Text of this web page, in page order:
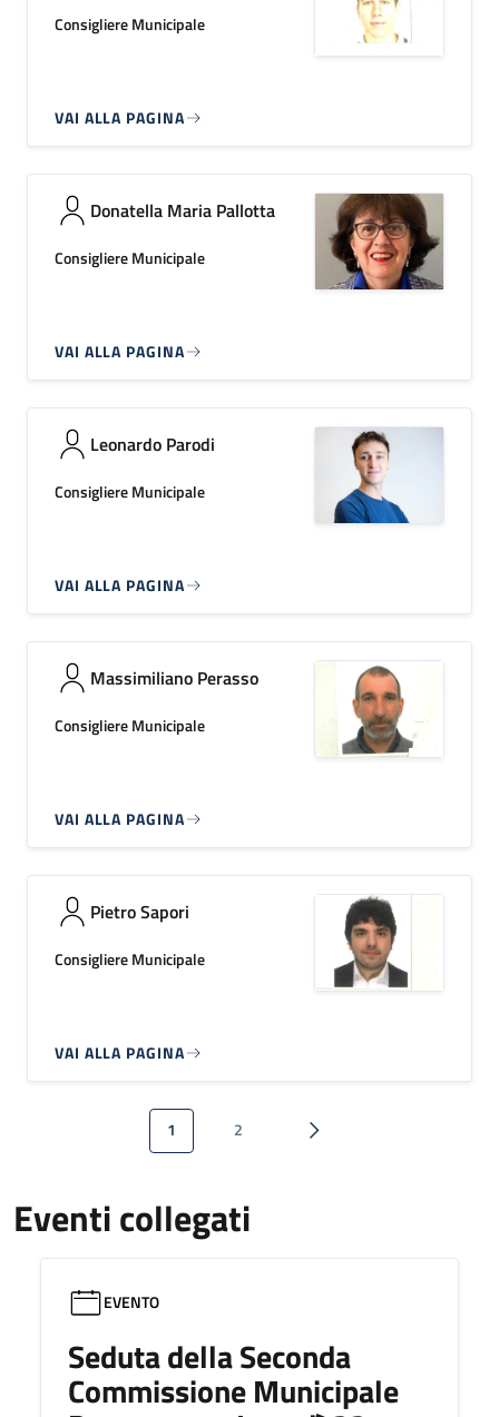
Consigliere Municipale
VAI ALLA PAGINA
Donatella Maria Pallotta
Consigliere Municipale
VAI ALLA PAGINA
Leonardo Parodi
Consigliere Municipale
VAI ALLA PAGINA
Massimiliano Perasso
Consigliere Municipale
VAI ALLA PAGINA
Pietro Sapori
Consigliere Municipale
VAI ALLA PAGINA
Paginazione
Pagina attuale
1 Pagina
2 Pagina successiva
Eventi collegati
EVENTO
Seduta della Seconda
Commissione Municipale